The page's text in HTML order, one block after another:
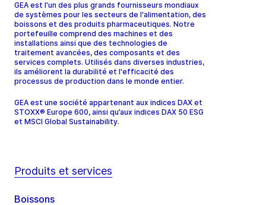
GEA est l'un des plus grands fournisseurs mondiaux
de systèmes pour les secteurs de l'alimentation, des
boissons et des produits pharmaceutiques. Notre
portefeuille comprend des machines et des
installations ainsi que des technologies de
traitement avancées, des composants et des
services complets. Utilisés dans diverses industries,
ils améliorent la durabilité et l'efficacité des
processus de production dans le monde entier.
GEA est une société appartenant aux indices DAX et
STOXX® Europe 600, ainsi qu’aux indices DAX 50 ESG
et MSCI Global Sustainability.
Produits et services
Boissons